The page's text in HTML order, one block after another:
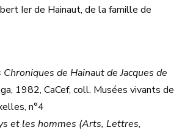
Ier de Hainaut, de la famille de
Chroniques de Hainaut de Jacques de
1982, CaCef, coll. Musées vivants de
n°4
et les hommes (Arts, Lettres,